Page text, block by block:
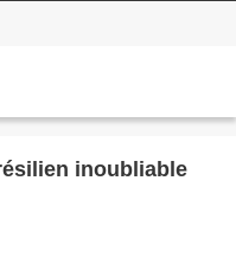
inoubliable